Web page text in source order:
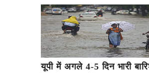
यूपी में अगले 4-5 दिन भारी